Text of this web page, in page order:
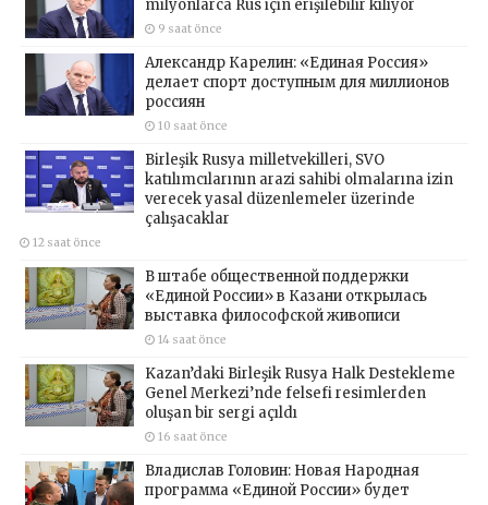
milyonlarca Rus için erişilebilir kılıyor
9 saat önce
Александр Карелин: «Единая Россия»
делает спорт доступным для миллионов
россиян
10 saat önce
Birleşik Rusya milletvekilleri, SVO
katılımcılarının arazi sahibi olmalarına izin
verecek yasal düzenlemeler üzerinde
çalışacaklar
12 saat önce
В штабе общественной поддержки
«Единой России» в Казани открылась
выставка философской живописи
14 saat önce
Kazan’daki Birleşik Rusya Halk Destekleme
Genel Merkezi’nde felsefi resimlerden
oluşan bir sergi açıldı
16 saat önce
Владислав Головин: Новая Народная
программа «Единой России» будет